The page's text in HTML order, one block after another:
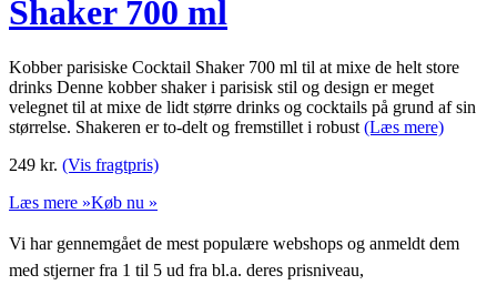
Shaker 700 ml
Kobber parisiske Cocktail Shaker 700 ml til at mixe de helt store
drinks Denne kobber shaker i parisisk stil og design er meget
velegnet til at mixe de lidt større drinks og cocktails på grund af sin
størrelse. Shakeren er to-delt og fremstillet i robust (Læs mere)
249 kr. (Vis fragtpris)
Læs mere »Køb nu »
Vi har gennemgået de mest populære webshops og anmeldt dem
med stjerner fra 1 til 5 ud fra bl.a. deres prisniveau,